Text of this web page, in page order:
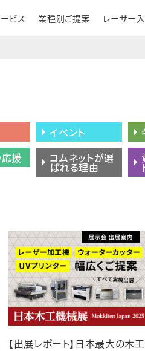
ビス 業種別ご提案 レーザー
イベント
応援 コムネットが選
ばれる理由
【出展レポート】日本最大の木工